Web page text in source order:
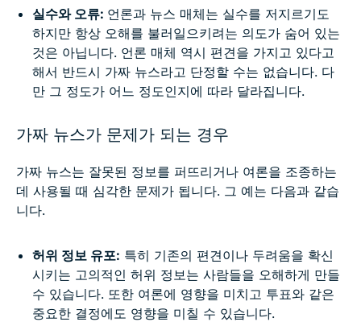
실수와 오류: 언론과 뉴스 매체는 실수를 저지르기도
하지만 항상 오해를 불러일으키려는 의도가 숨어 있는
것은 아닙니다. 언론 매체 역시 편견을 가지고 있다고
해서 반드시 가짜 뉴스라고 단정할 수는 없습니다. 다
만 그 정도가 어느 정도인지에 따라 달라집니다.
가짜 뉴스가 문제가 되는 경우
가짜 뉴스는 잘못된 정보를 퍼뜨리거나 여론을 조종하는
데 사용될 때 심각한 문제가 됩니다. 그 예는 다음과 같습
니다.
허위 정보 유포: 특히 기존의 편견이나 두려움을 확신
시키는 고의적인 허위 정보는 사람들을 오해하게 만들
수 있습니다. 또한 여론에 영향을 미치고 투표와 같은
중요한 결정에도 영향을 미칠 수 있습니다.